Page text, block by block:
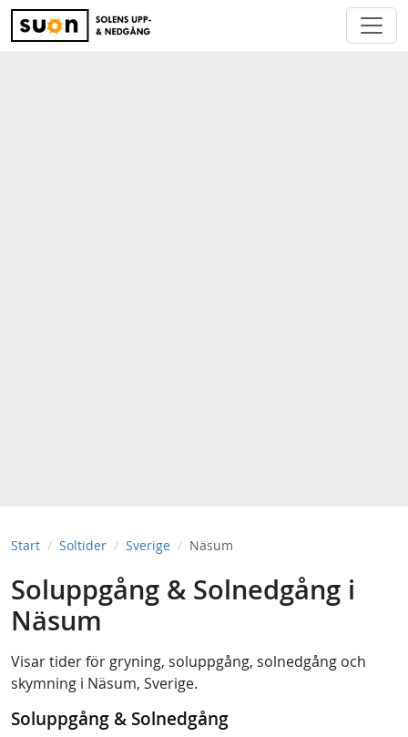
Start Soltider Sverige Näsum
Soluppgång & Solnedgång i
Näsum
Visar tider för gryning, soluppgång, solnedgång och
skymning i Näsum, Sverige.
Soluppgång & Solnedgång